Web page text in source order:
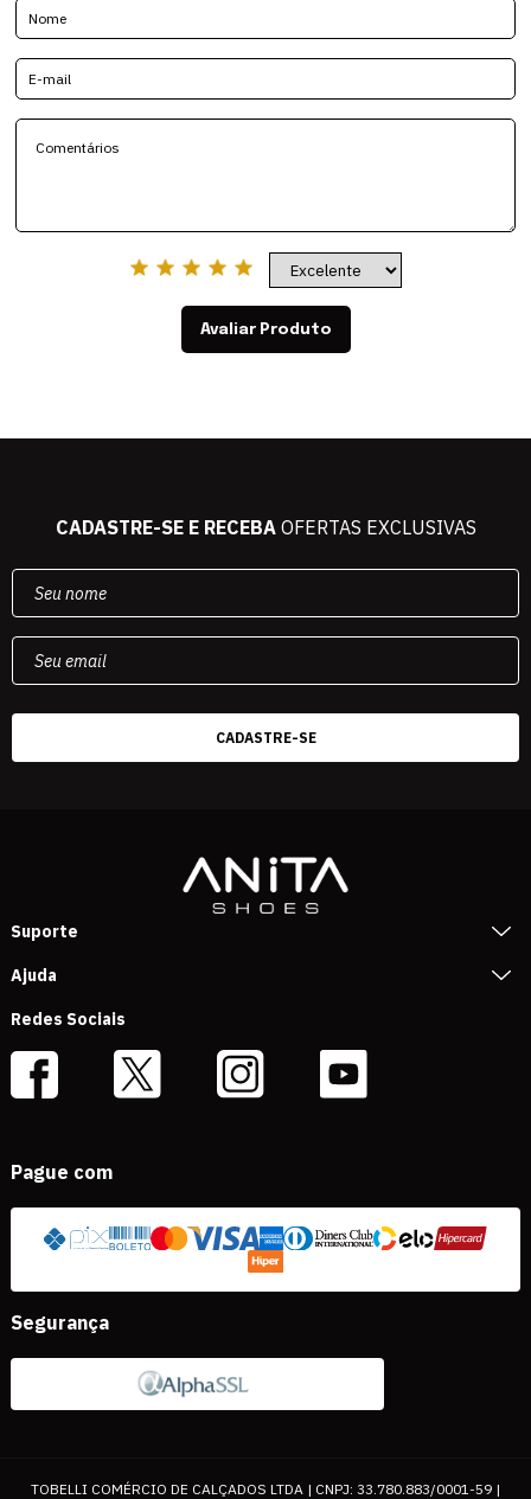
Avaliar Produto
CADASTRE-SE E RECEBAOFERTAS EXCLUSIVAS
Suporte
Ajuda
Redes Sociais
Pague com
Segurança
TOBELLI COMÉRCIO DE CALÇADOS LTDA | CNPJ: 33.780.883/0001-59 |